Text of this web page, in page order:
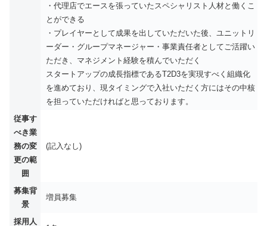
・代理店でエースを張っていたスペシャリスト人材と働くこ
とができる
・プレイヤーとして成果を出していただいた後、ユニットリ
ーダー・グループマネージャー・事業責任者としてご活躍い
ただき、マネジメント経験を積んでいただく
スタートアップの成長指標であるT2D3を実現すべく組織化
を進めており、現タイミングで入社いただく方にはその中核
を担っていただければと思っております。
従事す
べき業
務の変
更の範
囲
(記入なし)
募集背
景
増員募集
採用人